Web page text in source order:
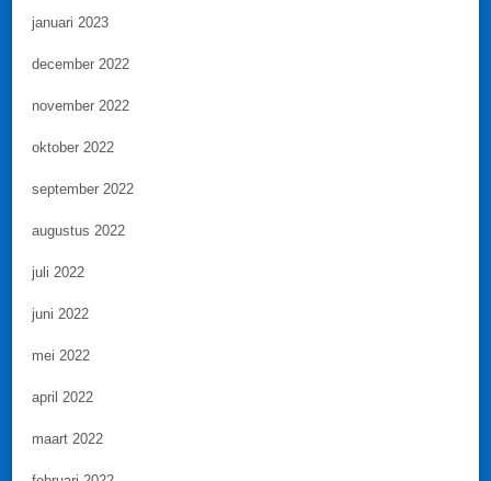
januari 2023
december 2022
november 2022
oktober 2022
september 2022
augustus 2022
juli 2022
juni 2022
mei 2022
april 2022
maart 2022